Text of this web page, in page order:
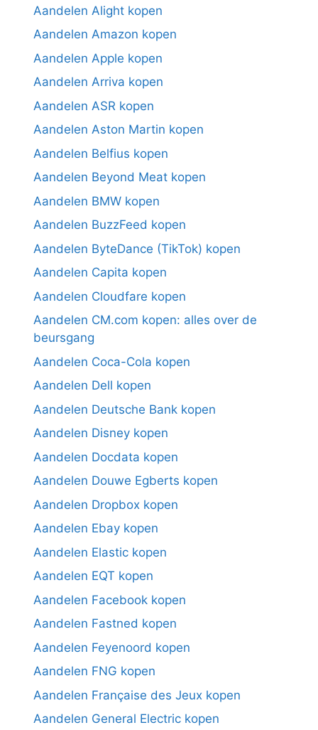
Aandelen Alight kopen
Aandelen Amazon kopen
Aandelen Apple kopen
Aandelen Arriva kopen
Aandelen ASR kopen
Aandelen Aston Martin kopen
Aandelen Belfius kopen
Aandelen Beyond Meat kopen
Aandelen BMW kopen
Aandelen BuzzFeed kopen
Aandelen ByteDance (TikTok) kopen
Aandelen Capita kopen
Aandelen Cloudfare kopen
Aandelen CM.com kopen: alles over de
beursgang
Aandelen Coca-Cola kopen
Aandelen Dell kopen
Aandelen Deutsche Bank kopen
Aandelen Disney kopen
Aandelen Docdata kopen
Aandelen Douwe Egberts kopen
Aandelen Dropbox kopen
Aandelen Ebay kopen
Aandelen Elastic kopen
Aandelen EQT kopen
Aandelen Facebook kopen
Aandelen Fastned kopen
Aandelen Feyenoord kopen
Aandelen FNG kopen
Aandelen Française des Jeux kopen
Aandelen General Electric kopen